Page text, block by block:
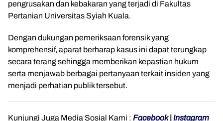
pengrusakan dan kebakaran yang terjadi di Fakultas
Pertanian Universitas Syiah Kuala.
Dengan dukungan pemeriksaan forensik yang
komprehensif, aparat berharap kasus ini dapat terungkap
secara terang sehingga memberikan kepastian hukum
serta menjawab berbagai pertanyaan terkait insiden yang
menjadi perhatian publik tersebut.
Kunjungi Juga Media Sosial Kami : Facebook| Instagram